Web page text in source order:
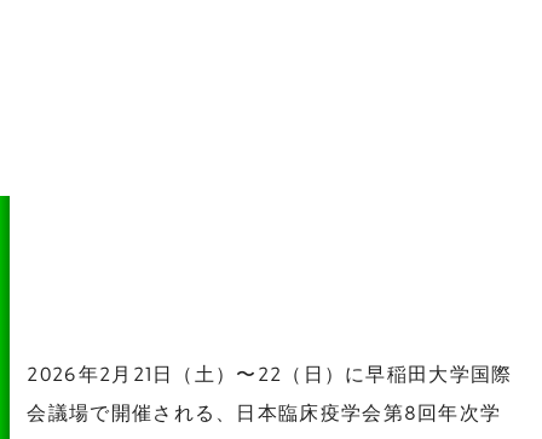
2026年2月21日（土）〜22（日）に早稲田大学国際
会議場で開催される、日本臨床疫学会第8回年次学